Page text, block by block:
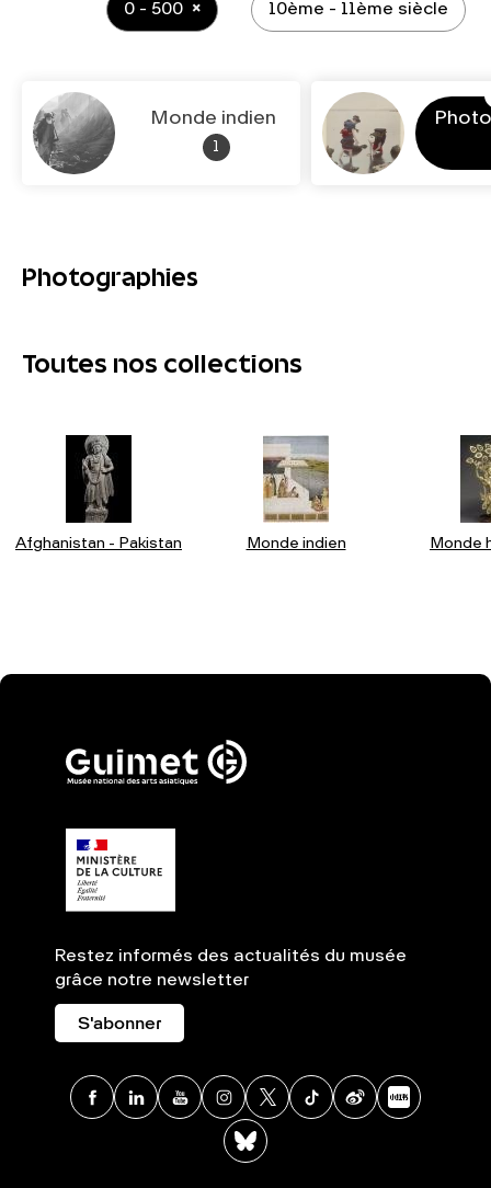
0 - 500 10ème - 11ème siècle
Monde indien
Photographies
Toutes nos collections
Afghanistan - Pakistan Monde indien Monde
Restez informés des actualités du musée
grâce notre newsletter
S'abonner
Facebook
LinkedinYoutubeInstagram
X TikTokWeibo